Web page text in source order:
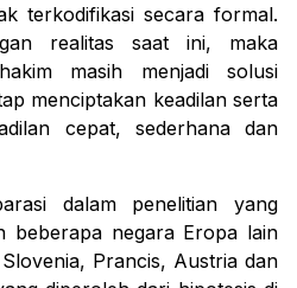
terkodifikasi secara formal.
realitas saat ini, maka
masih menjadi solusi
menciptakan keadilan serta
cepat, sederhana dan
dalam penelitian yang
beberapa negara Eropa lain
Prancis, Austria dan